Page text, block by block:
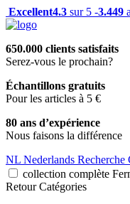
Excellent4.3 sur 5 -3.449
650.000 clients satisfaits
Serez-vous le prochain?
Échantillons gratuits
Pour les articles à 5 €
80 ans d’expérience
Nous faisons la différence
NL Nederlands Recherche
collection complète
Retour Catégories